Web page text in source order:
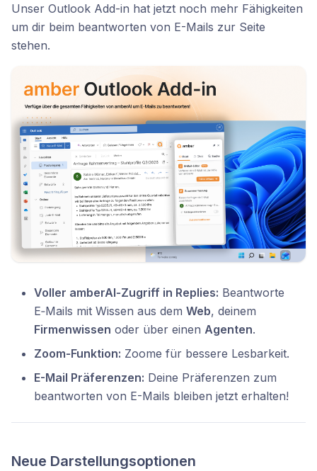
Unser Outlook Add-in hat jetzt noch mehr Fähigkeiten
um dir beim beantworten von E-Mails zur Seite
stehen.
Voller amberAI‑Zugriff in Replies: Beantworte
E‑Mails mit Wissen aus dem Web, deinem
Firmenwissen oder über einen Agenten.
Zoom‑Funktion: Zoome für bessere Lesbarkeit.
E-Mail Präferenzen: Deine Präferenzen zum
beantworten von E-Mails bleiben jetzt erhalten!
Neue Darstellungsoptionen